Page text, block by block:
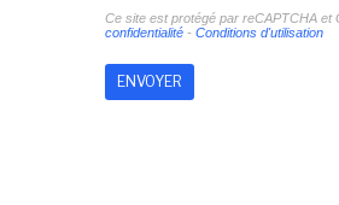
Ce site est protégé par reCAPTCHA et
confidentialité- Conditions d'utilisation